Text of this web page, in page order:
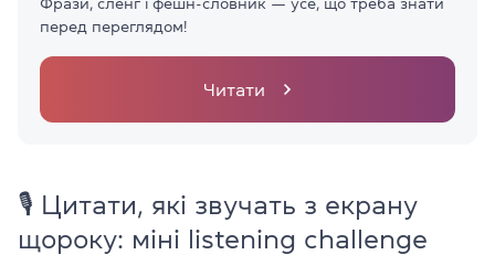
Фрази, сленг і фешн-словник — усе, що треба знати
перед переглядом!
Читати
🎙️ Цитати, які звучать з екрану
щороку: міні listening challenge